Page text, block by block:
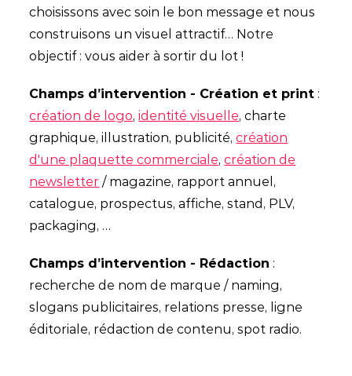
choisissons avec soin le bon message et nous
construisons un visuel attractif… Notre
objectif : vous aider à sortir du lot !
Champs d’intervention - Création et print :
création de logo,identité visuelle, charte
graphique, illustration, publicité,création
d'une plaquette commerciale,création de
newsletter / magazine, rapport annuel,
catalogue, prospectus, affiche, stand, PLV,
packaging, …
Champs d’intervention - Rédaction :
recherche de nom de marque / naming,
slogans publicitaires, relations presse, ligne
éditoriale, rédaction de contenu, spot radio.